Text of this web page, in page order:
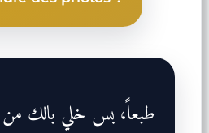
طبعاً، بس خلي بالك